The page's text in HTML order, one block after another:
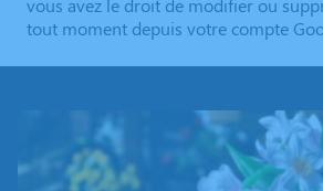
vous avez le droit de modifier ou
tout moment depuis votre compte